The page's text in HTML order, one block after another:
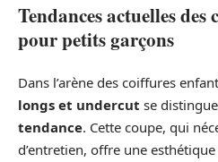
Tendances actuelles des
pour petits garçons
Dans l’arène des coiffures
longs et undercut se
tendance. Cette coupe, qui
d’entretien, offre une